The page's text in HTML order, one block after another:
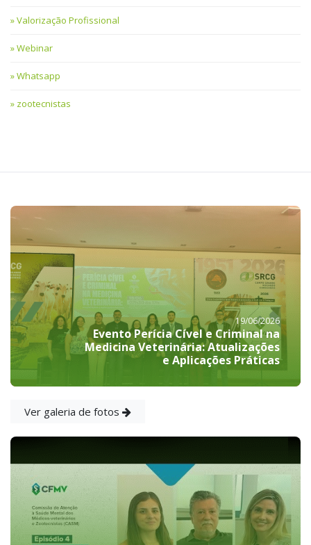
Valorização Profissional
Webinar
Whatsapp
zootecnistas
19/06/2026
Evento Perícia Cível e Criminal na
Medicina Veterinária: Atualizações
e Aplicações Práticas
Ver galeria de fotos